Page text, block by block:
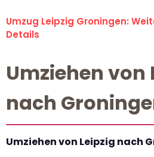
Umzug Leipzig Groningen:
Details
Umziehen von
nach
Umziehen von Leipzig nach